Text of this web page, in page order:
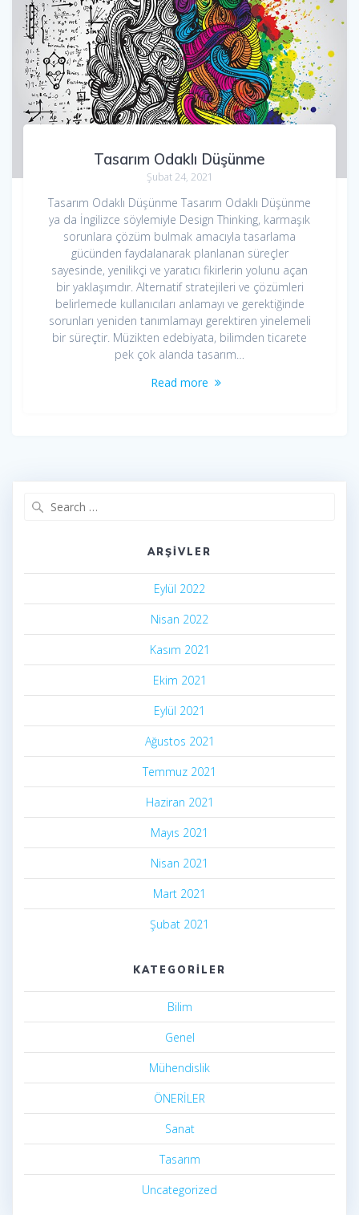
Tasarım Odaklı Düşünme
Şubat 24, 2021
Tasarım Odaklı Düşünme Tasarım Odaklı Düşünme
ya da İngilizce söylemiyle Design Thinking, karmaşık
sorunlara çözüm bulmak amacıyla tasarlama
gücünden faydalanarak planlanan süreçler
sayesinde, yenilikçi ve yaratıcı fikirlerin yolunu açan
bir yaklaşımdır. Alternatif stratejileri ve çözümleri
belirlemede kullanıcıları anlamayı ve gerektiğinde
sorunları yeniden tanımlamayı gerektiren yinelemeli
bir süreçtir. Müzikten edebiyata, bilimden ticarete
pek çok alanda tasarım…
Read more
ARŞIVLER
Eylül 2022
Nisan 2022
Kasım 2021
Ekim 2021
Eylül 2021
Ağustos 2021
Temmuz 2021
Haziran 2021
Mayıs 2021
Nisan 2021
Mart 2021
Şubat 2021
KATEGORILER
Bilim
Genel
Mühendislik
ÖNERİLER
Sanat
Tasarım
Uncategorized